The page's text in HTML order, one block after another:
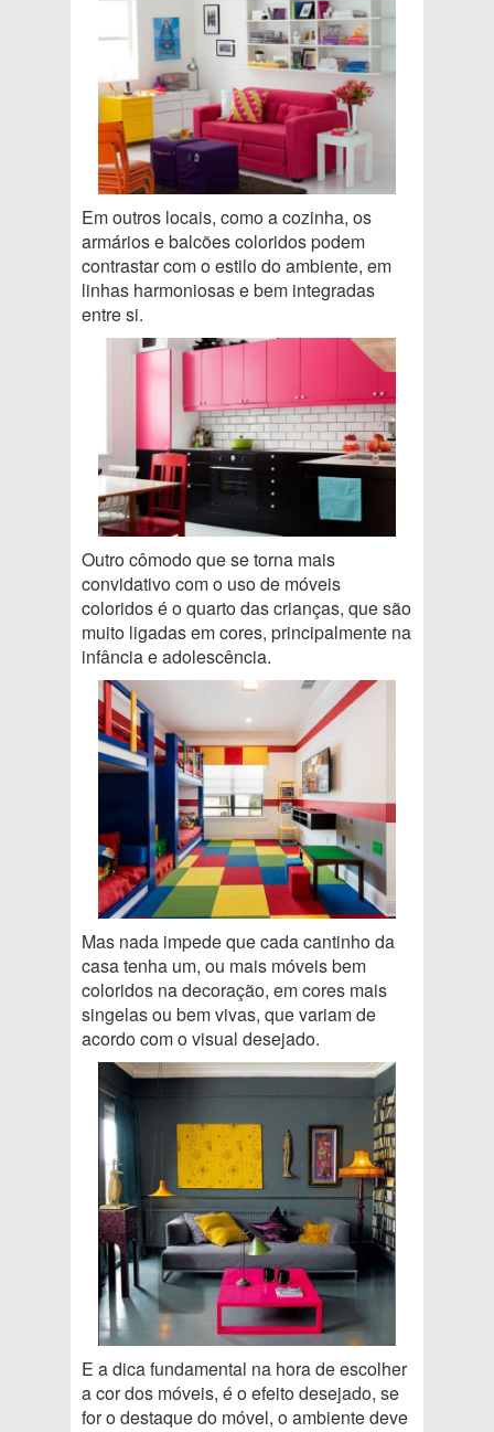
Em outros locais, como a cozinha, os
armários e balcões coloridos podem
contrastar com o estilo do ambiente, em
linhas harmoniosas e bem integradas
entre si.
Outro cômodo que se torna mais
convidativo com o uso de móveis
coloridos é o quarto das crianças, que são
muito ligadas em cores, principalmente na
infância e adolescência.
Mas nada impede que cada cantinho da
casa tenha um, ou mais móveis bem
coloridos na decoração, em cores mais
singelas ou bem vivas, que variam de
acordo com o visual desejado.
E a dica fundamental na hora de escolher
a cor dos móveis, é o efeito desejado, se
for o destaque do móvel, o ambiente deve